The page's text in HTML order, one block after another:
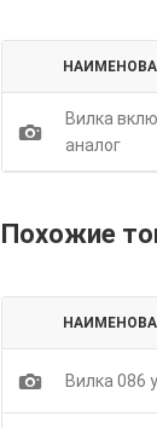
1
Вилка
аналог
Похожие
1 Вилка 086